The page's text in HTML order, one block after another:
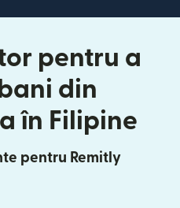
pentru a
din
în Filipine
pentru Remitly